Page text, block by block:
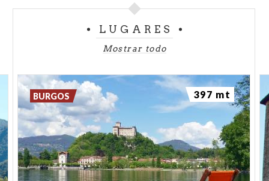
LUGARES
Mostrar todo
BURGOS 397 mt